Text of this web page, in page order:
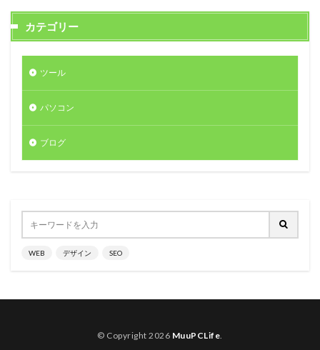
カテゴリー
ツール
パソコン
ブログ
WEB デザイン SEO
© Copyright 2026 MuuPCLife